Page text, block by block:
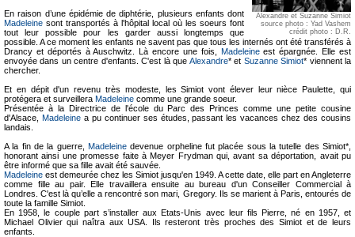
Alexandre et Suzanne Simiot
source photo : Yad Vashem
crédit photo : D.R.
En raison d’une épidémie de diphtérie, plusieurs enfants dont
Madeleine sont transportés à l'hôpital local où les soeurs font
tout leur possible pour les garder aussi longtemps que
possible. A ce moment les enfants ne savent pas que tous les internés ont été transférés à
Drancy et déportés à Auschwitz. Là encore une fois, Madeleineest épargnée. Elle est
envoyée dans un centre d'enfants. C'est là que Alexandre* et Suzanne Simiot* viennent la
chercher.
Et en dépit d'un revenu très modeste, les Simiot vont élever leur nièce Paulette, qui
protégera et surveillera Madeleine comme une grande soeur.
Présentée à la Directrice de l'école du Parc des Princes comme une petite cousine
d'Alsace, Madeleinea pu continuer ses études, passant les vacances chez des cousins
landais.
A la fin de la guerre, Madeleine devenue orpheline fut placée sous la tutelle des Simiot*,
honorant ainsi une promesse faite à Meyer Frydman qui, avant sa déportation, avait pu
être informé que sa fille avait été sauvée.
Madeleine est demeurée chez les Simiot jusqu'en 1949. A cette date, elle part en Angleterre
comme fille au pair. Elle travaillera ensuite au bureau d'un Conseiller Commercial à
Londres. C'est là qu’elle a rencontré son mari, Gregory. Ils se marient à Paris, entourés de
toute la famille Simiot.
En 1958, le couple part s’installer aux Etats-Unis avec leur fils Pierre, né en 1957, et
Michael Olivier qui naîtra aux USA. Ils resteront très proches des Simiot et de leurs
enfants.